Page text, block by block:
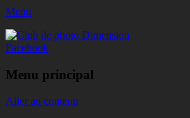
Menu
Club de photo Dimension
Facebook
Menu principal
Aller au contenu